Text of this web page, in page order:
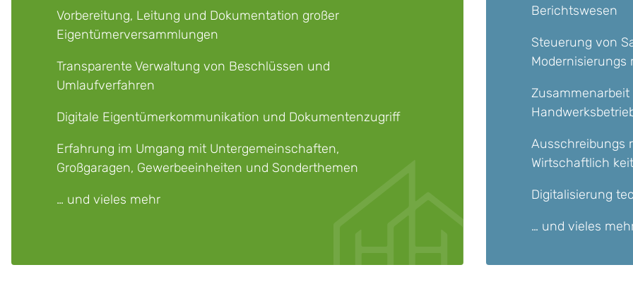
Vorbereitung, Leitung und Dokumentation großer
Eigentümerversammlungen
Transparente Verwaltung von Beschlüssen und
Umlaufverfahren
Digitale Eigentümerkommunikation und Dokumentenzugriff
Erfahrung im Umgang mit Untergemeinschaften,
Großgaragen, Gewerbeeinheiten und Sonderthemen
… und vieles mehr
Berichtswesen
Steuerung von
Ausschreibungs
Wirtschaftlich
Digitalisierung
… und vieles